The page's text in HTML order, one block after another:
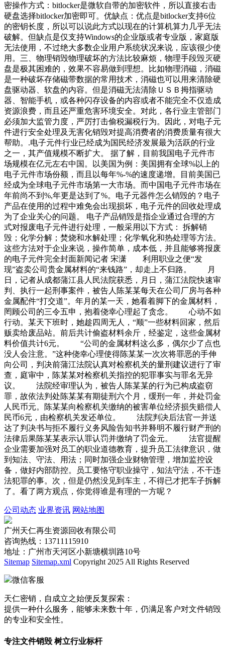
密操作方式：bitlocker是微软自带的加密软件，所以直接右击
硬盘选择bitlocker加密即可。优缺点：优点是bitlocker支持6位
的密钥长度，所以可以说此方式以现在的计算机算力几乎无法
破解。但缺点是仅支持Windows的企业版或者专业版，家庭版
无法使用，不过绝大多数企业用户系统状况来说，应该很少使
用。三、物理销毁物理破坏的方法比较麻烦，物理手段毁灭硬
盘是极其困难的，效果不容易做到理想。比如物理消磁，消磁
是一种破坏存储磁带数据的常用技术，消磁也可以用来清除硬
盘驱动器、软盘的内容。但是消磁无法清除ＵＳＢ拇指驱动
器、智能手机，或各种闪存设备的内容或者不能完全不仅造成
资源浪费，而且还严重危害环境安全。对此，各行业主管部门
必须加大监管力度，严厉打击偷税漏税行为。因此，对电子元
件进行安全处理及无害化销毁对提高消费者的消费质量有很大
帮助。.电子元件行业已经成为国民经济发展最为活跃的行业
之一，其产值规模不断扩大。 据了解，目前我国电子元件市
场规模在亿元左右中国。以美国为例：美国拥有全球%以上的
电子元件市场份额，而且以每年%-%的速度递增。目前美国已
经成为全球电子元件市场第一大市场。而中国电子元件市场在
年前尚不到%,年更是达到了%。电子元器件怎么销毁的？电子
产品在使用的过程中难免会出现损坏，电子元件的回收处理成
为了企业关心的问题。 电子产品销毁是指企业通过合理的方
式对报废电子元件进行处理，一般采用以下方式： 拆解销
毁；化学分解；焚烧和水解处理；化学氧化和热处理等方法。
这些方法对于企业来说，操作简单，成本低，并且能够将报废
的电子元件完全封面新闻记者 宋潇 利用职业之便“发
现”盗卖公司贵金属材料的“来钱路”，却走上不归路。 月
日，记者从成都蒲江县人民法院获悉，月日，蒲江法院快速审
判、执行一起刑事案件，被告人陈某某每天在公司厂房与各种
金属配件“打交道”。年月的某一天，她看着脚下的金属材料，
罔顾公司的三令五申，抱着侥幸心理起了贪念。 心动不如
行动。某天下班时，她趁四周无人，“顺”一些材料回家，然后
贩卖给废品站。前后共计偷盗材料余斤，经鉴定，这些金属材
料价值共计6元。 “公司的金属材料这么多，偶尔少了点也
没人会注意。”这种侥幸心理使得陈某某一次次将罪恶的手伸
向公司，判决前蒲江法院认真对检察机关的量刑建议进行了审
查，庭审中，陈某某对检察机关指控的犯罪事实与罪名无异
议。 法院经审理认为，被告人陈某某的行为已构成盗窃
罪，故依法判处陈某某有期徒刑六个月，缓刑一年，并处罚金
人民币元。陈某某向检察机关缴纳的被害单位经济损失赔偿人
民币6元，由检察机关发还单位。 法院判决后法官一并送
达了判决书与拒不履行义务风险告知书并释明不履行财产刑的
法律后果陈某某表示认罪认罚并缴纳了罚金元。 法官提醒
企业需要加强对员工的职业道德教育，提升员工法律意识，做
到知法、守法、用法；同时加强企业财物管理，增加监控设
备，做好内部防控。员工要恪守职业操守，知法守法，不干违
法犯罪的事。次，但是仍然没见到车主，不得已才把车子拆解
了。看了两方观点，你觉得谁是有理的一方呢？
公司动态 业界资讯 网站地图
广州天仁再生资源回收有限公司
咨询热线：13711115910
地址：广州市天河区小新塘横圳路10号
Sitemap Sitemap.xml Copyright 2025 All Rights Reserved
微信客服
天仁密销，自成立之始便反复探索：
提供一种什么服务，能够未来数十年，仍满足客户对文件销毁
的专业和安全性。
专注文件销毁 树立行业标杆